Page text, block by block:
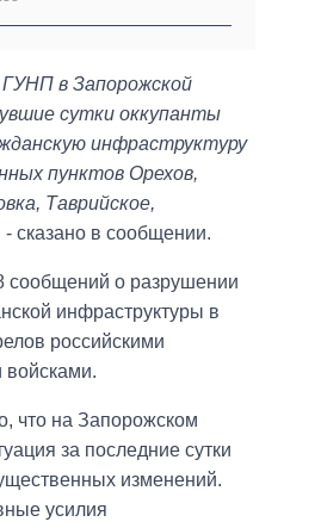
в Запорожской
сутки оккупанты
инфраструктуру
пунктов Орехов,
Таврийское,
- сказано в сообщении.
сообщений о разрушении
инфраструктуры в
российскими
войсками.
что на Запорожском
за последние сутки
изменений.
усилия